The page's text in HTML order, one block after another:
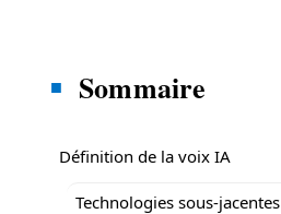
Sommaire
Définition de la voix IA
Technologies sous-jacentes